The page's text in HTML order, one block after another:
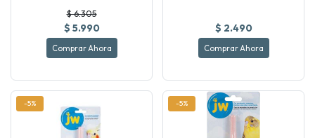
$ 6.305
$ 5.990
Comprar Ahora
$ 2.490
Comprar Ahora
-5% -5%